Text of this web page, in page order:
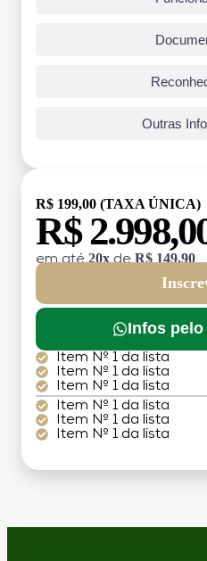
Outras
R$ 199,00 (TAXA ÚNICA)
R$
em até20x deR$ 149,90
Infos
Item Nº 1 da lista
Item Nº 1 da lista
Item Nº 1 da lista
Item Nº 1 da lista
Item Nº 1 da lista
Item Nº 1 da lista